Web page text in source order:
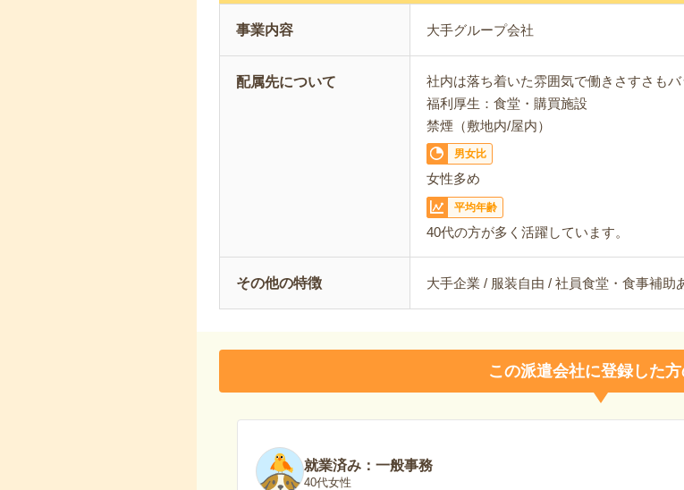
事業内容 大手グループ会社
配属先について
社内は落ち着いた雰囲気で働きさすさもバ
福利厚生：食堂・購買施設
禁煙（敷地内/屋内）
男女比
女性多め
平均年齢
40代の方が多く活躍しています。
その他の特徴 大手企業 / 服装自由 / 社員食堂・食事補助
この派遣会社に登録した
就業済み：一般事務
40代女性